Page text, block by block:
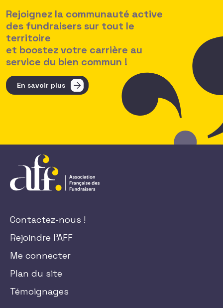
Rejoignez la communauté active
des fundraisers sur tout le
territoire
et boostez votre carrière au
service du bien commun !
En savoir plus
Contactez-nous !
Rejoindre l'AFF
Me connecter
Plan du site
Témoignages